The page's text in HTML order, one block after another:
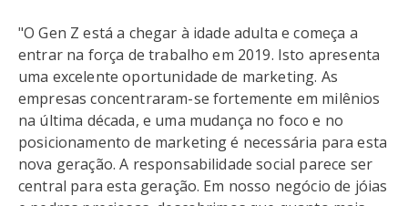
"O Gen Z está a chegar à idade adulta e começa a
entrar na força de trabalho em 2019. Isto apresenta
uma excelente oportunidade de marketing. As
empresas concentraram-se fortemente em milênios
na última década, e uma mudança no foco e no
posicionamento de marketing é necessária para esta
nova geração. A responsabilidade social parece ser
central para esta geração. Em nosso negócio de jóias